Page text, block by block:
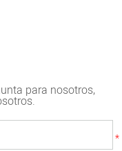
para nosotros,
*